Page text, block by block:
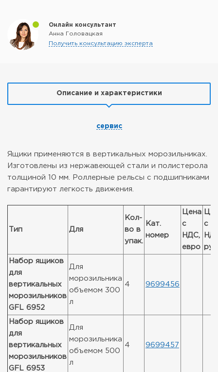
Онлайн консультант
Анна Головацкая
Получить консультацию эксперта
Описание и характеристики
сервис
Ящики применяются в вертикальных морозильниках.
Изготовлены из нержавеющей стали и полистерола
толщиной 10 мм. Роллерные рельсы с подшипниками
гарантируют легкость движения.
Тип Для
Кол-
во в
упак.
Кат.
номер
Цена
с
НДС,
евро
с
руб
Набор ящиков
для
вертикальных
морозильников
GFL 6952
Для
морозильника
объемом 300
л
4 9699456
Набор ящиков
для
вертикальных
морозильников
GFL 6953
Для
морозильника
объемом 500
л
4 9699457